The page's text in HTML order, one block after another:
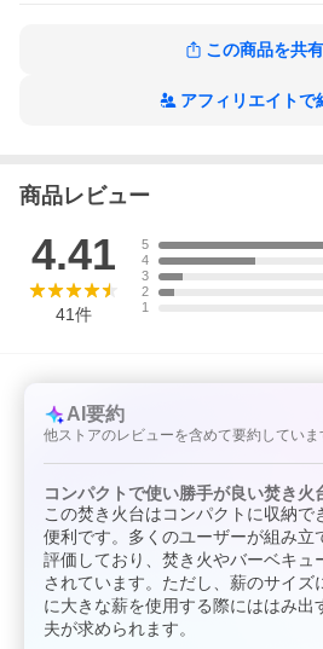
キャプテンスタッグ ファイアグリル テーブ
キャプテンスタッグ 【2台セット】ヘキサ
対象ユーザー
この商品を共
アフィリエイトで
商品レビュー
4.41
41件
5
4
3
2
1
AI要約
他ストアのレビューを含めて要約していま
コンパクトで使い勝手が良い焚き火
この焚き火台はコンパクトに収納で
便利です。多くのユーザーが組み立
評価しており、焚き火やバーベキュ
されています。ただし、薪のサイズ
に大きな薪を使用する際にははみ出
夫が求められます。